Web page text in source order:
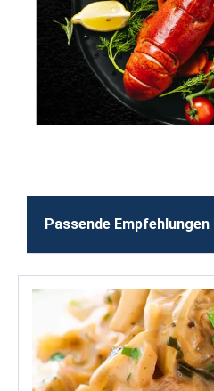
Passende Empfehlungen